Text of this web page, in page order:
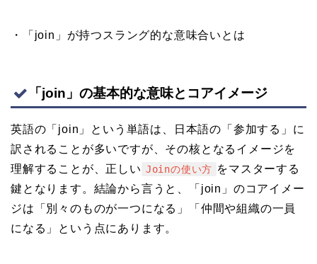
・「join」が持つスラング的な意味合いとは
「join」の基本的な意味とコアイメージ
英語の「join」という単語は、日本語の「参加する」に
訳されることが多いですが、その核となるイメージを
理解することが、正しい Joinの使い方 をマスターする
鍵となります。結論から言うと、「join」のコアイメー
ジは「別々のものが一つになる」「仲間や組織の一員
になる」という点にあります。